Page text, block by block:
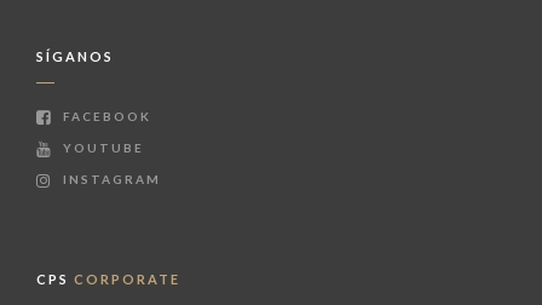
SÍGANOS
FACEBOOK
YOUTUBE
INSTAGRAM
CPS CORPORATE